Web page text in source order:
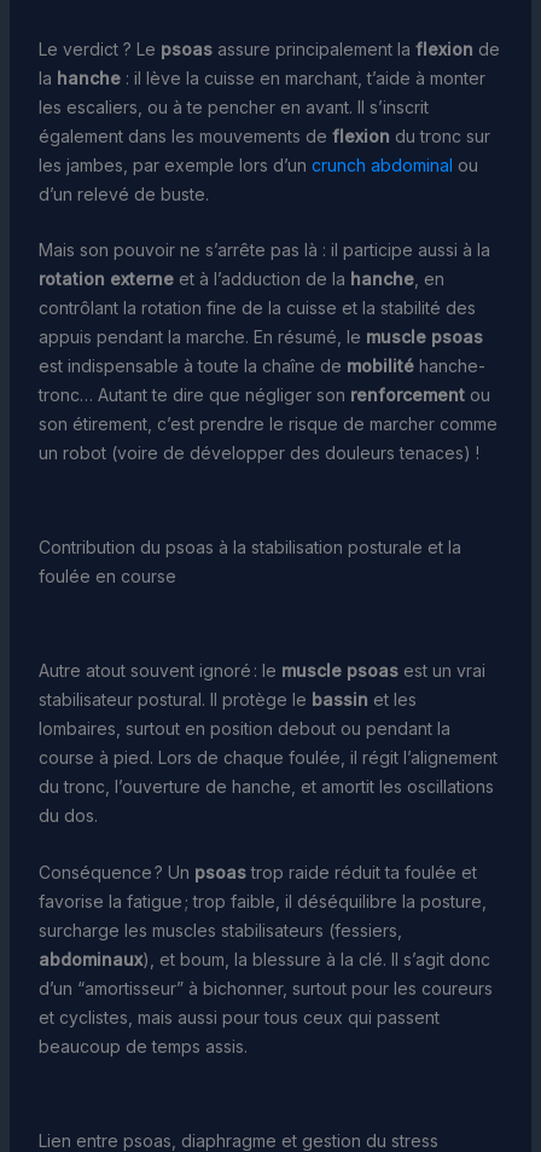
Le verdict ? Le psoasassure principalement la flexion de
la hanche: il lève la cuisse en marchant, t’aide à monter
les escaliers, ou à te pencher en avant. Il s’inscrit
également dans les mouvements de flexion du tronc sur
les jambes, par exemple lors d’un crunch abdominal ou
d’un relevé de buste.
Mais son pouvoir ne s’arrête pas là : il participe aussi à la
rotation externeet à l’adduction de la hanche, en
contrôlant la rotation fine de la cuisse et la stabilité des
appuis pendant la marche. En résumé, le muscle psoas
est indispensable à toute la chaîne de mobilitéhanche-
tronc… Autant te dire que négliger son renforcementou
son étirement, c’est prendre le risque de marcher comme
un robot (voire de développer des douleurs tenaces) !
Contribution du psoas à la stabilisation posturale et la
foulée en course
Autre atout souvent ignoré : le muscle psoasest un vrai
stabilisateur postural. Il protège le bassin et les
lombaires, surtout en position debout ou pendant la
course à pied. Lors de chaque foulée, il régit l’alignement
du tronc, l’ouverture de hanche, et amortit les oscillations
du dos.
Conséquence ? Un psoastrop raide réduit ta foulée et
favorise la fatigue ; trop faible, il déséquilibre la posture,
surcharge les muscles stabilisateurs (fessiers,
abdominaux), et boum, la blessure à la clé. Il s’agit donc
d’un “amortisseur” à bichonner, surtout pour les coureurs
et cyclistes, mais aussi pour tous ceux qui passent
beaucoup de temps assis.
Lien entre psoas, diaphragme et gestion du stress